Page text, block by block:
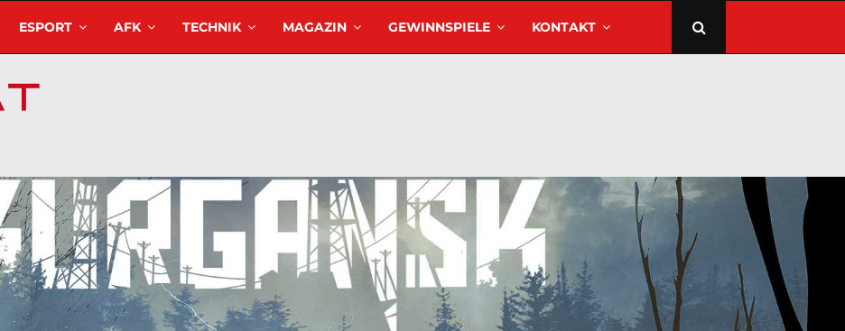
ESPORT AFK TECHNIK MAGAZIN GEWINNSPIELE KONTAKT